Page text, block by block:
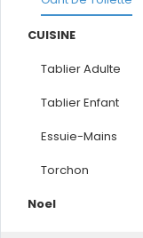
CUISINE
Tablier Adulte
Tablier Enfant
Essuie-Mains
Torchon
Noel